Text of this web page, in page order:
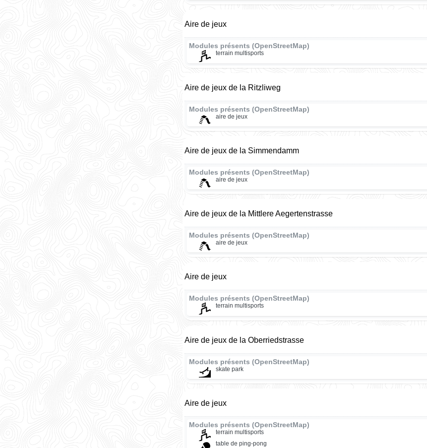
Aire de jeux
Modules présents (OpenStreetMap)
terrain multisports
Aire de jeux de la Ritzliweg
Modules présents (OpenStreetMap)
aire de jeux
Aire de jeux de la Simmendamm
Modules présents (OpenStreetMap)
aire de jeux
Aire de jeux de la Mittlere Aegertenstrasse
Modules présents (OpenStreetMap)
aire de jeux
Aire de jeux
Modules présents (OpenStreetMap)
terrain multisports
Aire de jeux de la Oberriedstrasse
Modules présents (OpenStreetMap)
skate park
Aire de jeux
Modules présents (OpenStreetMap)
terrain multisports
table de ping-pong